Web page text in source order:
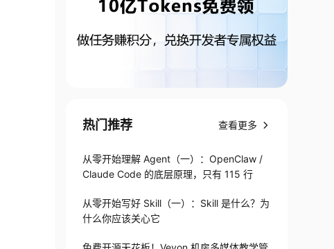
热门推荐 查看更多
从零开始理解 Agent（一）：OpenClaw /
Claude Code 的底层原理，只有 115 行
从零开始写好 Skill（一）：Skill 是什么？为
什么你应该关心它